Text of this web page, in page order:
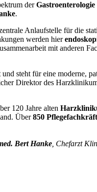
derGastroenterologie
.
Anlaufstelle für die
werden hier
mit anderen
steht für eine moderne,
Direktor des
120 Jahre alten
Über850
Bert Hanke, Chefarzt